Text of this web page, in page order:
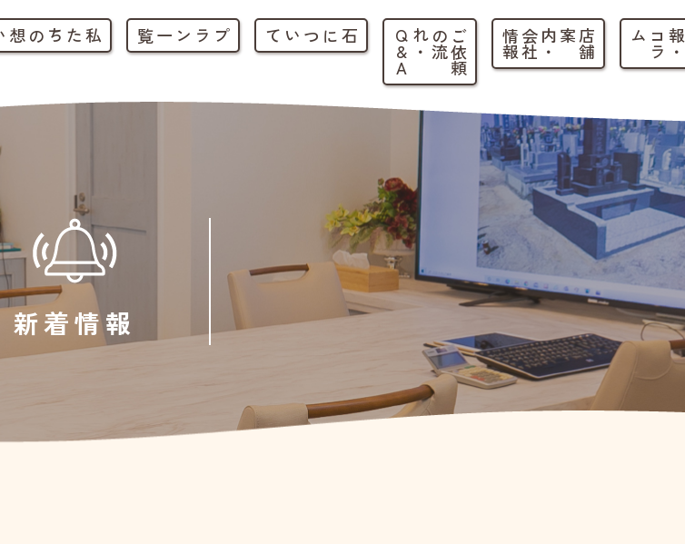
私たちの想い プラン一覧 石について ご
依
頼
の
流
れ
・
Q
&
A 店
舗
案内
・
会
社
情
報
新着情報